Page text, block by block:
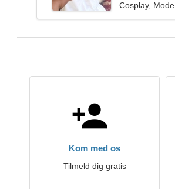
Cosplay, Mode
Kom med os
Tilmeld dig gratis